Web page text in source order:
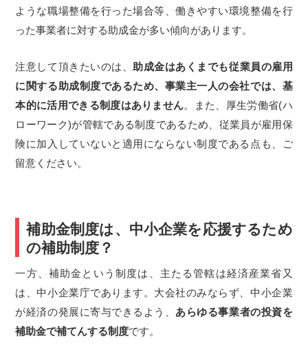
ような職場整備を行った場合等、働きやすい環境整備を行
った事業者に対する助成金が多い傾向があります。
注意して頂きたいのは、助成金はあくまでも従業員の雇用
に関する助成制度であるため、事業主一人の会社では、基
本的に活用できる制度はありません。また、厚生労働省(ハ
ローワーク)が管轄である制度であるため、従業員が雇用保
険に加入していないと適用にならない制度である点も、ご
留意ください。
補助金制度は、中小企業を応援するため
の補助制度？
一方、補助金という制度は、主たる管轄は経済産業省又
は、中小企業庁であります。大会社のみならず、中小企業
が経済の発展に寄与できるよう、 あらゆる事業者の投資を
補助金で補てんする制度です。